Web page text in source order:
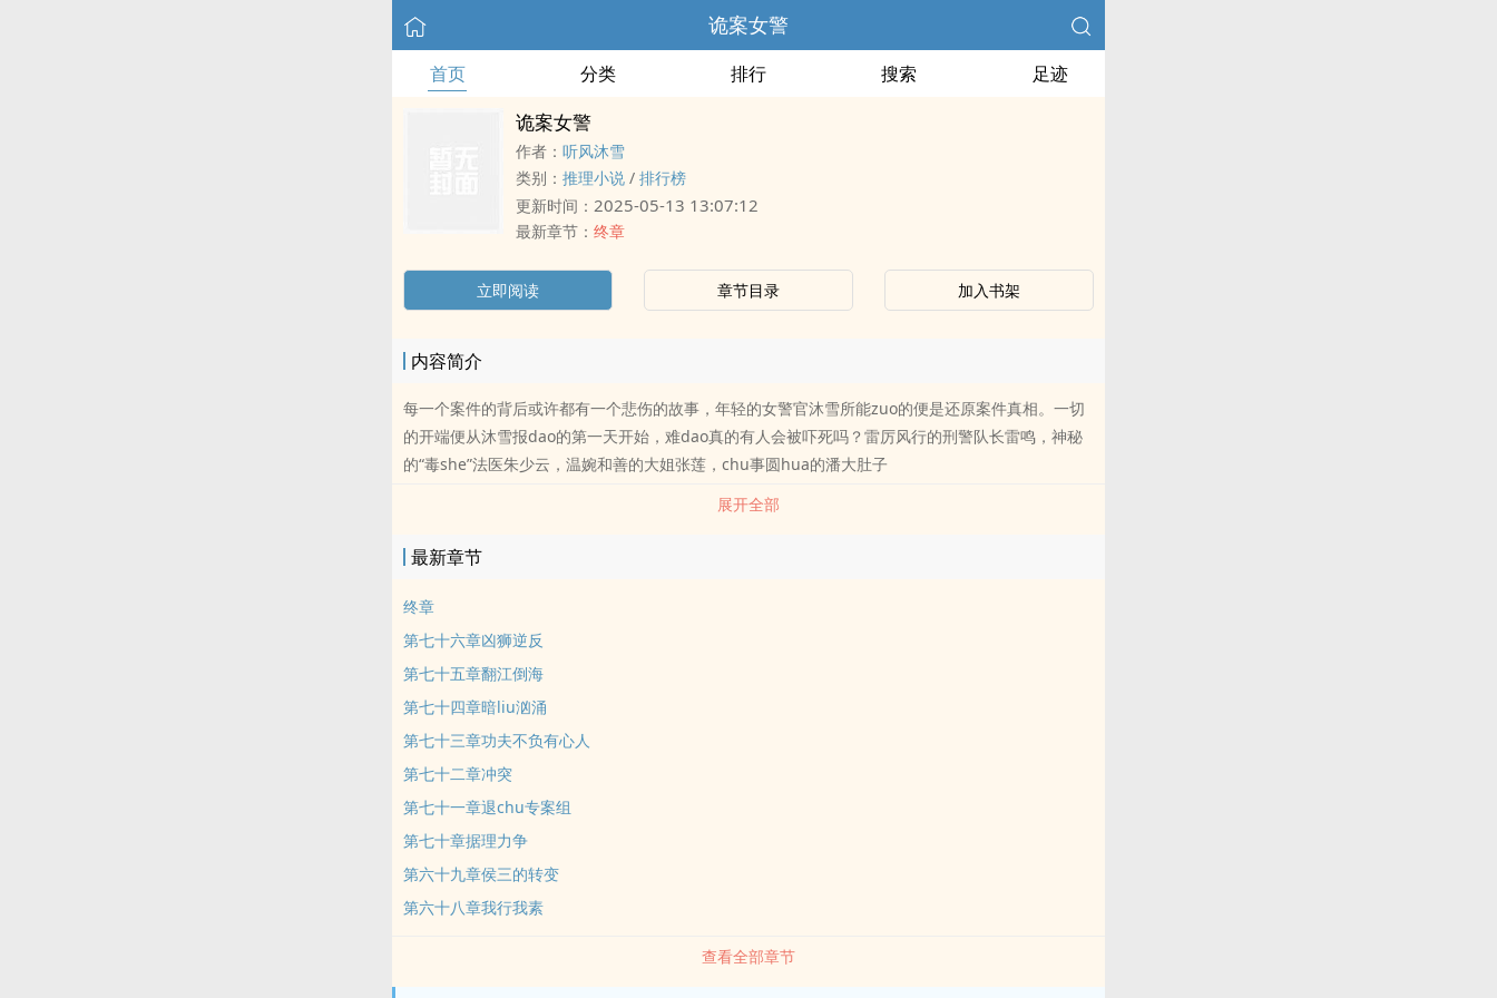
诡案女警
首页 分类 排行 搜索 足迹
诡案女警
作者： 听风沐雪
类别： 推理小说 / 排行榜
更新时间： 2025-05-13 13:07:12
最新章节： 终章
立即阅读 章节目录 加入书架
内容简介
每一个案件的背后或许都有一个悲伤的故事，年轻的女警官沐雪所能zuo的便是还原案件真相。一切
的开端便从沐雪报dao的第一天开始，难dao真的有人会被吓死吗？雷厉风行的刑警队长雷鸣，神秘
的“毒she”法医朱少云，温婉和善的大姐张莲，chu事圆hua的潘大肚子
展开全部
最新章节
终章
第七十六章凶狮逆反
第七十五章翻江倒海
第七十四章暗liu汹涌
第七十三章功夫不负有心人
第七十二章冲突
第七十一章退chu专案组
第七十章据理力争
第六十九章侯三的转变
第六十八章我行我素
查看全部章节